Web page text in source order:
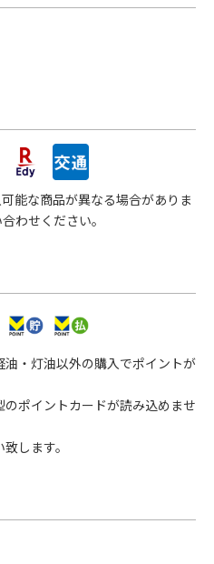
能な商品が異なる場合がありま
わせください。
・灯油以外の購入でポイントが
ポイントカードが読み込めませ
します。